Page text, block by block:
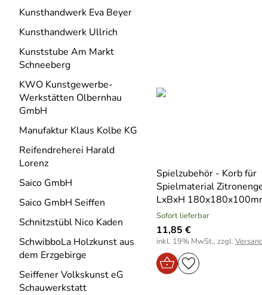
Kunsthandwerk Eva Beyer
Kunsthandwerk Ullrich
Kunststube Am Markt
Schneeberg
KWO Kunstgewerbe-
Werkstätten Olbernhau
GmbH
Manufaktur Klaus Kolbe KG
Reifendreherei Harald
Lorenz
Saico GmbH
Saico GmbH Seiffen
Schnitzstübl Nico Kaden
SchwibboLa Holzkunst aus
dem Erzgebirge
Seiffener Volkskunst eG
Schauwerkstatt
Spielzubehör - Korb für
Spielmaterial
LxBxH
Sofort lieferbar
11,85 €
inkl. 19% MwSt., zzgl.